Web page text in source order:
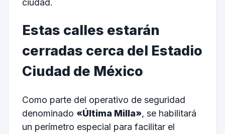
ciudad.
Estas calles estarán
cerradas cerca del Estadio
Ciudad de México
Como parte del operativo de seguridad
denominado «Última Milla», se habilitará
un perímetro especial para facilitar el